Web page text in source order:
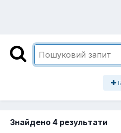
Знайдено 4 результати